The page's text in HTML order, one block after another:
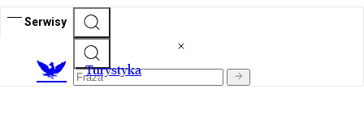
Serwisy
Turystyka